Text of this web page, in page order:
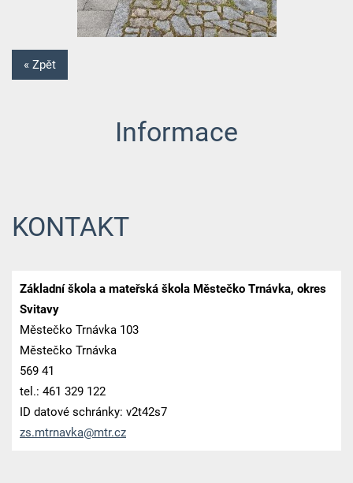
« Zpět
Informace
KONTAKT
Základní škola a mateřská škola Městečko Trnávka, okres
Svitavy
Městečko Trnávka 103
Městečko Trnávka
569 41
tel.: 461 329 122
ID datové schránky: v2t42s7
zs.mtrnavka@mtr.cz